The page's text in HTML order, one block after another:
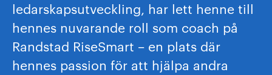
ledarskapsutveckling, har lett henne till
hennes nuvarande roll som coach på
Randstad RiseSmart – en plats där
hennes passion för att hjälpa andra